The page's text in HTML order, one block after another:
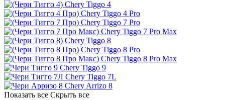
Chery Tiggo 4
Chery Tiggo 4 Pro
Chery Tiggo 7 Pro
Chery Tiggo 7 Pro Max
Chery Tiggo 8
Chery Tiggo 8 Pro
Chery Tiggo 8 Pro Max
Chery Tiggo 9
Chery Tiggo 7L
Chery Arrizo 8
Показать все Скрыть все